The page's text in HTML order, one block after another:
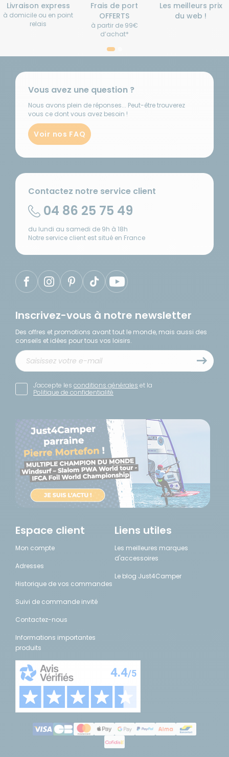
Livraison express
à domicile ou en point
relais
Frais de port
OFFERTS
à partir de 99€
d’achat*
Les meilleurs prix
du web !
Vous avez une question ?
Nous avons plein de réponses... Peut-être trouverez
vous ce dont vous avez besoin !
Voir nos FAQ
Contactez notre service client
04 86 25 75 49
du lundi au samedi de 9h à 18h
Notre service client est situé en France
Inscrivez-vous à notre newsletter
Des offres et promotions avant tout le monde, mais aussi des
conseils et idées pour tous vos loisirs.
J'accepte les conditions générales et la
Politique de confidentialité
Espace client
Mon compte
Adresses
Historique de vos commandes
Suivi de commande invité
Contactez-nous
Informations importantes
produits
Liens utiles
Les meilleures marques
d'accessoires
Le blog Just4Camper